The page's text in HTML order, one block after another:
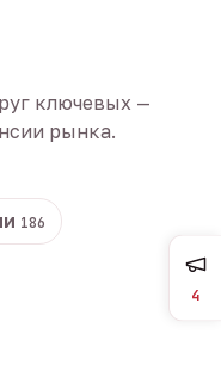
ключевых —
рынка.
186
4